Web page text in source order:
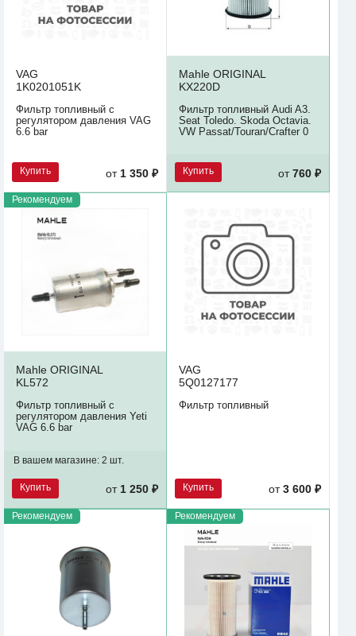
VAG
1K0201051K
Фильтр топливный с
регулятором давления VAG
6.6 bar
Купить от 1 350 ₽
Mahle ORIGINAL
KX220D
Фильтр топливный Audi A3.
Seat Toledo. Skoda Octavia.
VW Passat/Touran/Crafter 0
Купить от760 ₽
Рекомендуем
Mahle ORIGINAL
KL572
Фильтр топливный с
регулятором давления Yeti
VAG 6.6 bar
В вашем магазине: 2 шт.
Купить от1 250 ₽
VAG
5Q0127177
Фильтр топливный
Купить от3 600 ₽
Рекомендуем Рекомендуем